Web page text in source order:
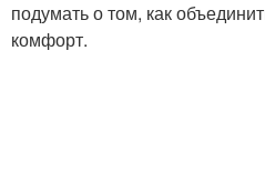
подумать о том, как
комфорт.